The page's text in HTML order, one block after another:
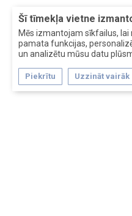
Šī tīmekļa vietne
Mēs izmantojam sīkfailus,
pamata funkcijas,
un analizētu mūsu datu
Piekrītu Uzzināt vairāk